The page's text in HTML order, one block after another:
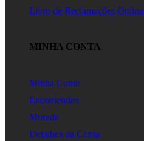
Livro de Reclamações Online
MINHA CONTA
Minha Conta
Encomendas
Morada
Detalhes da Conta